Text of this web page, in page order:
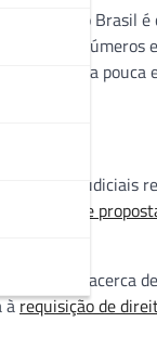
pública no Brasil
e espelha a pouca
judiciais
causas e
acerca
àrequisição de